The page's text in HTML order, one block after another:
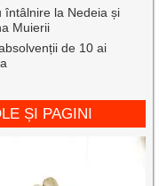
întâlnire la Nedeia și
Muierii
de 10 ai
ȘI PAGINI